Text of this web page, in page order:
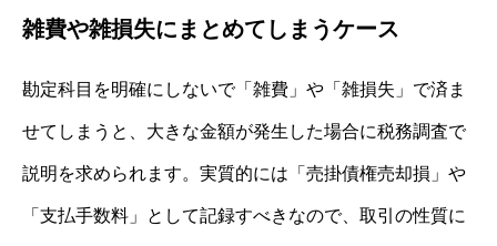
雑費や雑損失にまとめてしまうケース
勘定科目を明確にしないで「雑費」や「雑損失」で済ま
せてしまうと、大きな金額が発生した場合に税務調査で
説明を求められます。実質的には「売掛債権売却損」や
「支払手数料」として記録すべきなので、取引の性質に